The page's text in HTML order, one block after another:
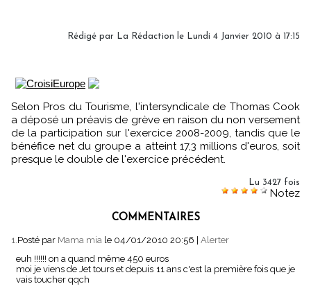
Rédigé par La Rédaction le Lundi 4 Janvier 2010 à 17:15
Selon Pros du Tourisme, l'intersyndicale de Thomas Cook
a déposé un préavis de grève en raison du non versement
de la participation sur l'exercice 2008-2009, tandis que le
bénéfice net du groupe a atteint 17,3 millions d'euros, soit
presque le double de l'exercice précédent.
Lu 3427 fois
Notez
COMMENTAIRES
1.Posté par Mama mia le 04/01/2010 20:56
Alerter
euh !!!!!! on a quand même 450 euros
moi je viens de Jet tours et depuis 11 ans c'est la première fois que je
vais toucher qqch